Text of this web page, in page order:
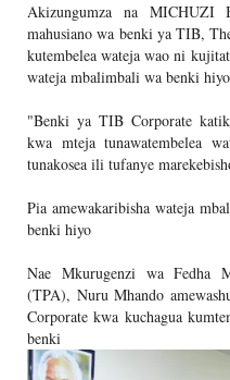
Akizungumza na MICHUZI
mahusiano wa benki ya TIB,
kutembelea wateja wao ni
wateja mbalimbali wa benki
"Benki ya TIB Corporate
kwa mteja tunawatembelea
tunakosea ili tufanye
Pia amewakaribisha wateja
benki hiyo
NaeMkurugenzi wa Fedha
(TPA), Nuru Mhando
Corporate kwa kuchagua